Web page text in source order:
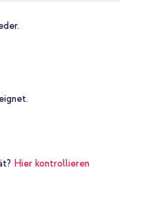
Hier kontrollieren